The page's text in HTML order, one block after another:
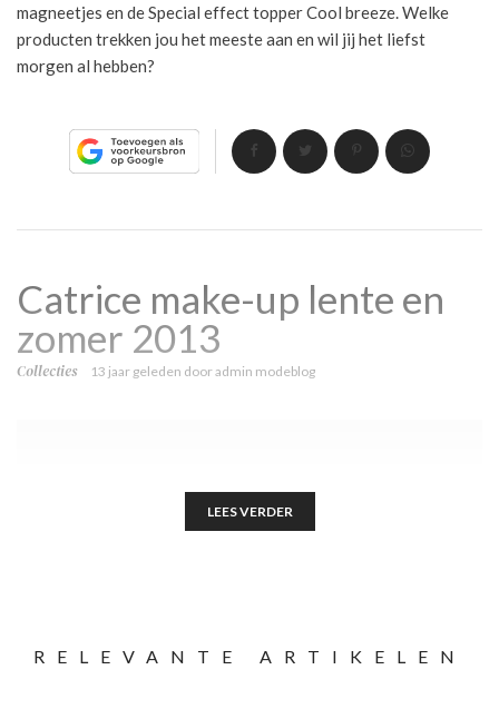
magneetjes en de Special effect topper Cool breeze. Welke
producten trekken jou het meeste aan en wil jij het liefst
morgen al hebben?
Catrice make-up lente en
zomer 2013
Collecties 13 jaar geleden dooradmin modeblog
LEES VERDER
RELEVANTE ARTIKELEN